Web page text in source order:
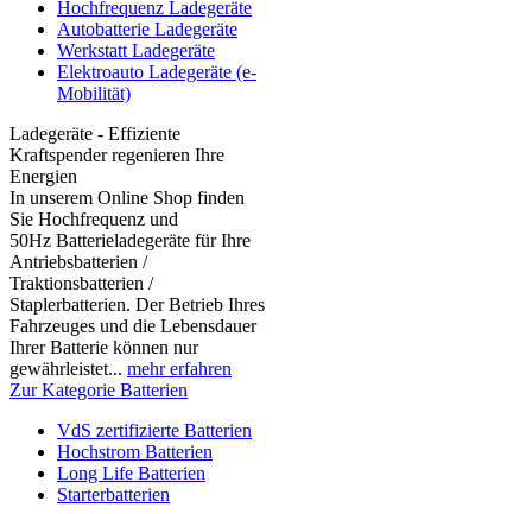
Hochfrequenz Ladegeräte
Autobatterie Ladegeräte
Werkstatt Ladegeräte
Elektroauto Ladegeräte (e-
Mobilität)
Ladegeräte - Effiziente
Kraftspender regenieren Ihre
Energien
In unserem Online Shop finden
Sie Hochfrequenz und
50Hz Batterieladegeräte für Ihre
Antriebsbatterien /
Traktionsbatterien /
Staplerbatterien. Der Betrieb Ihres
Fahrzeuges und die Lebensdauer
Ihrer Batterie können nur
gewährleistet... mehr erfahren
Zur Kategorie Batterien
VdS zertifizierte Batterien
Hochstrom Batterien
Long Life Batterien
Starterbatterien